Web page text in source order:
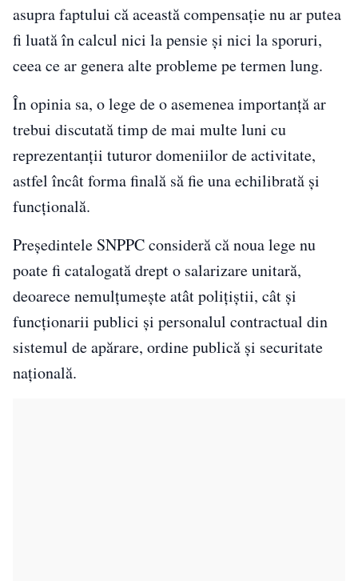
asupra faptului că această compensație nu ar putea
fi luată în calcul nici la pensie și nici la sporuri,
ceea ce ar genera alte probleme pe termen lung.
În opinia sa, o lege de o asemenea importanță ar
trebui discutată timp de mai multe luni cu
reprezentanții tuturor domeniilor de activitate,
astfel încât forma finală să fie una echilibrată și
funcțională.
Președintele SNPPC consideră că noua lege nu
poate fi catalogată drept o salarizare unitară,
deoarece nemulțumește atât polițiștii, cât și
funcționarii publici și personalul contractual din
sistemul de apărare, ordine publică și securitate
națională.